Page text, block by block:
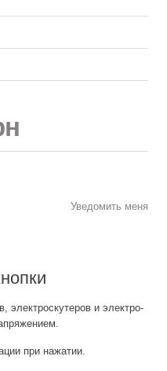
Уведомить меня
электроскутеров и электро-
при нажатии.